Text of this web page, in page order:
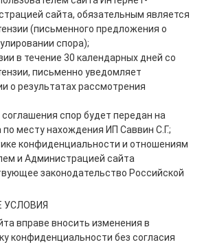
сайта, обязательным является
(письменного предложения о
спора);
в течение 30 календарных дней со
письменно уведомляет
о результатах рассмотрения
спор будет передан на
месту нахождения ИП Саввин С.Г.;
конфиденциальности и отношениям
и Администрацией сайта
законодательство Российской
вправе вносить изменения в
конфиденциальности без согласия